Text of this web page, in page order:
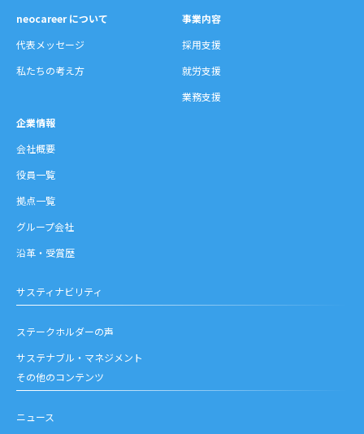
neocareer について
代表メッセージ
私たちの考え方
事業内容
採用支援
就労支援
業務支援
企業情報
会社概要
役員一覧
拠点一覧
グループ会社
沿革・受賞歴
サスティナビリティ
ステークホルダーの声
サステナブル・マネジメント
その他のコンテンツ
ニュース